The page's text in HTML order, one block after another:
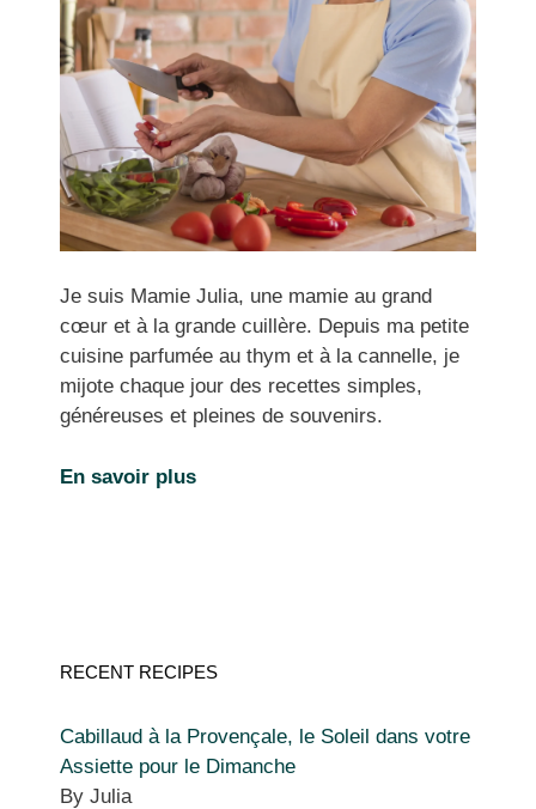
Je suis Mamie Julia, une mamie au grand
cœur et à la grande cuillère. Depuis ma petite
cuisine parfumée au thym et à la cannelle, je
mijote chaque jour des recettes simples,
généreuses et pleines de souvenirs.
En savoir plus
RECENT RECIPES
Cabillaud à la Provençale, le Soleil dans votre
Assiette pour le Dimanche
By Julia